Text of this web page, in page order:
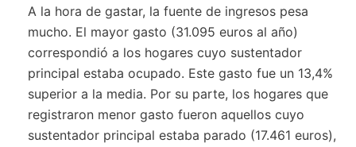
A la hora de gastar, la fuente de ingresos pesa
mucho. El mayor gasto (31.095 euros al año)
correspondió a los hogares cuyo sustentador
principal estaba ocupado. Este gasto fue un 13,4%
superior a la media. Por su parte, los hogares que
registraron menor gasto fueron aquellos cuyo
sustentador principal estaba parado (17.461 euros),